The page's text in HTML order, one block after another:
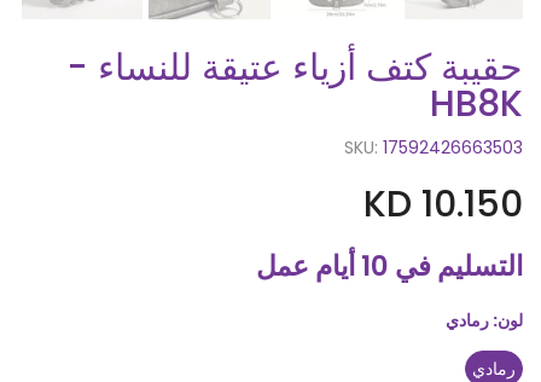
حقيبة كتف أزياء عتيقة للنساء -
HB8K
SKU: 17592426663503
KD 10.150
التسليم في 10 أيام عمل
لون: رمادي
رمادي